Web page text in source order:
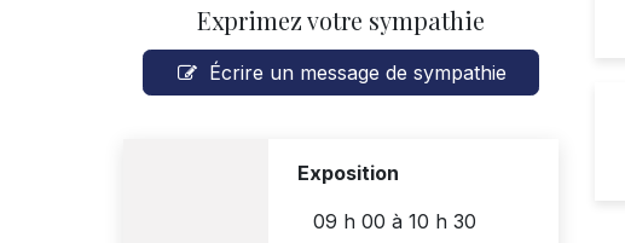
Exprimez votre sympathie
Écrire un message de sympathie
Exposition
09 h 00 à 10 h 30